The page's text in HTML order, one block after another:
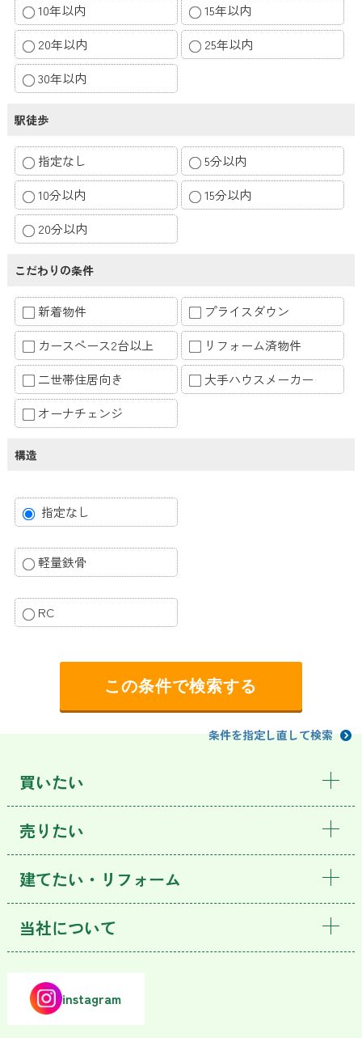
10年以内
15年以内
20年以内
25年以内
30年以内
駅徒歩
指定なし
5分以内
10分以内
15分以内
20分以内
こだわりの条件
新着物件
プライスダウン
カースペース2台以上
リフォーム済物件
二世帯住居向き
大手ハウスメーカー
オーナチェンジ
構造
指定なし
軽量鉄骨
RC
条件を指定し直して検索
買いたい
売りたい
建てたい・リフォーム
当社について
instagram